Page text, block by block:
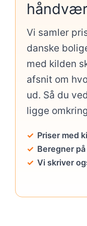
Vi samler
danske
med kilden
afsnit om
ud. Så du
ligge
Priser med
Beregner
Vi skriver